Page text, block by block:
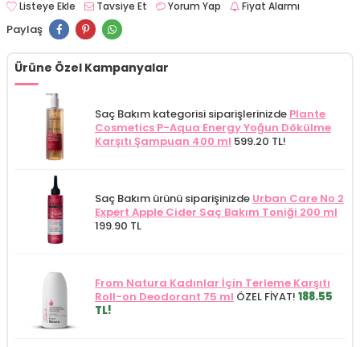
Listeye Ekle Tavsiye Et Yorum Yap Fiyat Alarmı
Paylaş
Ürüne Özel Kampanyalar
Saç Bakım kategorisi siparişlerinizde Plante
Cosmetics P-Aqua Energy Yoğun Dökülme
Karşıtı Şampuan 400 ml 599.20 TL!
Saç Bakım ürünü siparişinizde Urban Care No 2
Expert Apple Cider Saç Bakım Toniği 200 ml
199.90 TL
From Natura Kadınlar İçin Terleme Karşıtı
Roll-on Deodorant 75 ml ÖZEL FİYAT! 188.55
TL!